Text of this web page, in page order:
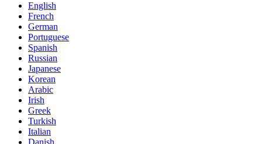
English
French
German
Portuguese
Spanish
Russian
Japanese
Korean
Arabic
Irish
Greek
Turkish
Italian